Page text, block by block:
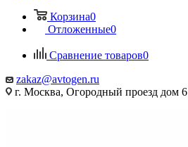
Корзина0
Отложенные0
Сравнение товаров0
zakaz@avtogen.ru
г. Москва, Огородный проезд дом 6